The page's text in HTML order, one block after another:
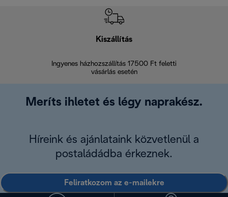
Kiszállítás
Ingyenes házhozszállítás 17500 Ft feletti
vásárlás esetén
Meríts ihletet és légy naprakész.
Híreink és ajánlataink közvetlenül a
postaládádba érkeznek.
Feliratkozom az e-mailekre